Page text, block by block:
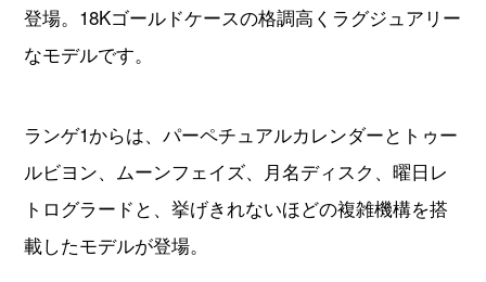
登場。18Kゴールドケースの格調高くラグジュアリー
なモデルです。
ランゲ1からは、パーペチュアルカレンダーとトゥー
ルビヨン、ムーンフェイズ、月名ディスク、曜日レ
トログラードと、挙げきれないほどの複雑機構を搭
載したモデルが登場。